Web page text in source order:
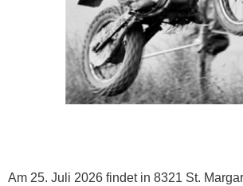
Am 25. Juli 2026 findet in 8321 St.